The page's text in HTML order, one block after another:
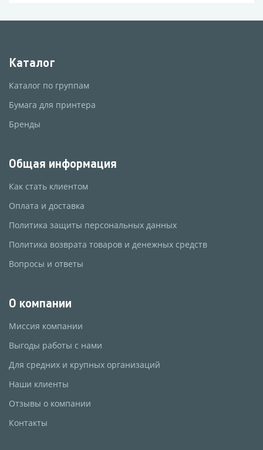
Каталог
Каталог по группам
Бумага для принтера
Бренды
Общая информация
Как стать клиентом
Оплата и доставка
Политика защиты персональных данных
Политика возврата товаров и денежных средств
Вопросы и ответы
О компании
Миссия компании
Выгоды работы с нами
Для средних и крупных организаций
Наши клиенты
Отзывы о компании
Контакты